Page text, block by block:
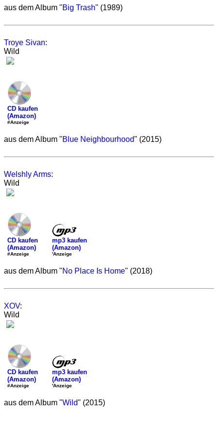
aus dem Album "Big Trash" (1989)
Troye Sivan:
Wild
CD kaufen
(Amazon)
#Anzeige
aus dem Album "Blue Neighbourhood" (2015)
Welshly Arms:
Wild
CD kaufen
(Amazon)
#Anzeige
mp3 kaufen
(Amazon)
'Anzeige
aus dem Album "No Place Is Home" (2018)
XOV:
Wild
CD kaufen
(Amazon)
#Anzeige
mp3 kaufen
(Amazon)
'Anzeige
aus dem Album "Wild" (2015)